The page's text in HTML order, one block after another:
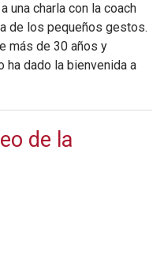
una charla con la coach
de los pequeños gestos.
más de 30 años y
ha dado la bienvenida a
de la